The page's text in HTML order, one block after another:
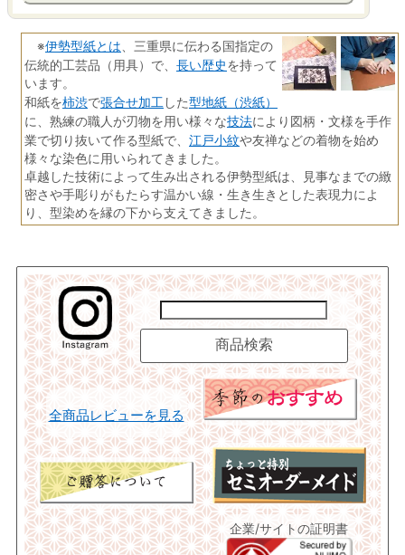
※伊勢型紙とは、三重県に伝わる国指定の
伝統的工芸品（用具）で、 長い歴史を持って
います。
和紙を柿渋で張合せ加工した型地紙（渋紙）
に、熟練の職人が刃物を用い様々な技法により図柄・文様を手作
業で切り抜いて作る型紙で、 江戸小紋や友禅などの着物を始め
様々な染色に用いられてきました。
卓越した技術によって生み出される伊勢型紙は、見事なまでの緻
密さや手彫りがもたらす温かい線・生き生きとした表現力によ
り、型染めを縁の下から支えてきました。
全商品レビューを見る
企業/サイトの証明書